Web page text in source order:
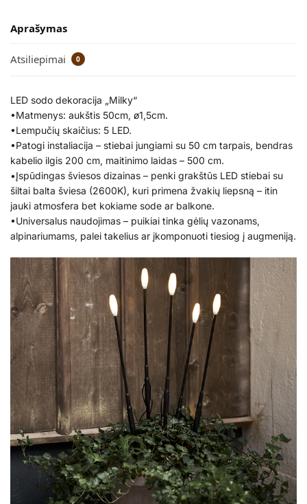
Aprašymas
Atsiliepimai 0
LED sodo dekoracija „Milky“
•Matmenys: aukštis 50cm, ø1,5cm.
•Lempučių skaičius: 5 LED.
•Patogi instaliacija – stiebai jungiami su 50 cm tarpais, bendras
kabelio ilgis 200 cm, maitinimo laidas – 500 cm.
•Įspūdingas šviesos dizainas – penki grakštūs LED stiebai su
šiltai balta šviesa (2600K), kuri primena žvakių liepsną – itin
jauki atmosfera bet kokiame sode ar balkone.
•Universalus naudojimas – puikiai tinka gėlių vazonams,
alpinariumams, palei takelius ar įkomponuoti tiesiog į augmeniją.